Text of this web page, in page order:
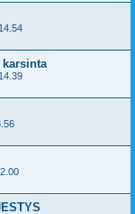
karsinta